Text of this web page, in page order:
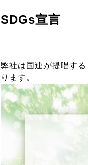
SDGs宣言
弊社は国連が提唱す
ります。